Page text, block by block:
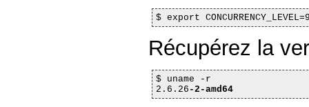
$ export
Récupérez la
$ uname -r
2.6.26 -2-amd64